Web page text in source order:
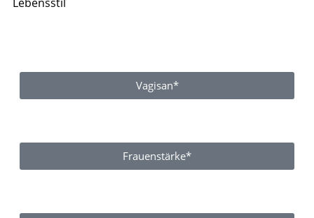
Vagisan*
Frauenstärke*